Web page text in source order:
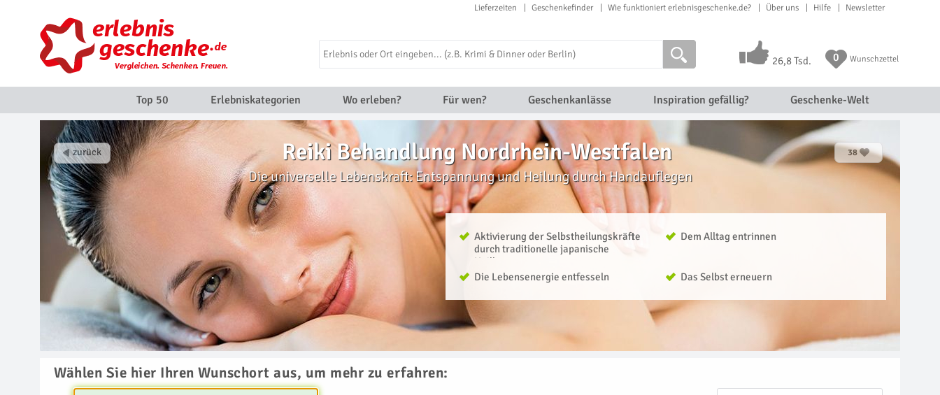
Lieferzeiten Geschenkefinder Wie funktioniert erlebnisgeschenke.de? Über uns Hilfe Newsletter
26,8 Tsd. 0 Wunschzettel
Top 50 Erlebniskategorien Wo erleben? Für wen? Geschenkanlässe Inspiration gefällig? Geschenke-Welt
Reiki Behandlung Nordrhein-Westfalen 38
Die universelle Lebenskraft: Entspannung und Heilung durch Handauflegen
Aktivierung der Selbstheilungskräfte
durch traditionelle japanische
Heilkunst
Dem Alltag entrinnen
Die Lebensenergie entfesseln Das Selbst erneuern
Wählen Sie hier Ihren Wunschort aus, um mehr zu erfahren: